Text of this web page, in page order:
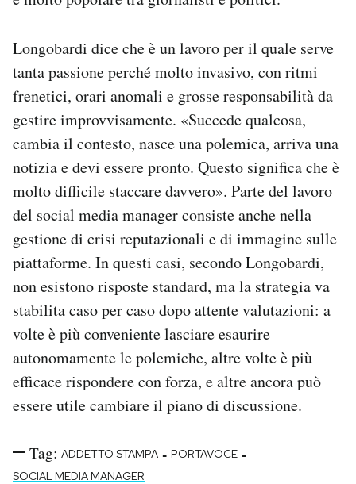
Longobardi dice che è un lavoro per il quale serve
tanta passione perché molto invasivo, con ritmi
frenetici, orari anomali e grosse responsabilità da
gestire improvvisamente. «Succede qualcosa,
cambia il contesto, nasce una polemica, arriva una
notizia e devi essere pronto. Questo significa che è
molto difficile staccare davvero». Parte del lavoro
del social media manager consiste anche nella
gestione di crisi reputazionali e di immagine sulle
piattaforme. In questi casi, secondo Longobardi,
non esistono risposte standard, ma la strategia va
stabilita caso per caso dopo attente valutazioni: a
volte è più conveniente lasciare esaurire
autonomamente le polemiche, altre volte è più
efficace rispondere con forza, e altre ancora può
essere utile cambiare il piano di discussione.
Tag: ADDETTO STAMPA - PORTAVOCE -
SOCIAL MEDIA MANAGER